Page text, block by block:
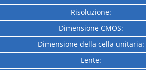
Risoluzione:
Dimensione CMOS:
Dimensione della cella unitaria:
Lente: